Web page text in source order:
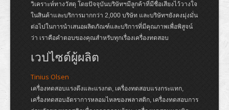
วิเคราะห์ทางวัสดุ โดยปัจจุบันบริษัทฯมีลูกค้าที่มีชื่อเสียงไว้วางใจ
ในสินค้าและบริการมากกว่า 2,000 บริษัท และบริษัทฯยังคงมุ่งมั่น
ต่อไปในการนำเสนอผลิตภัณฑ์และบริการที่มีคุณภาพเพื่อพิสูจน์
ว่า เราคือคำตอบของคุณสำหรับทุกเรื่องเครื่องทดสอบ
เวปไซต์ผู้ผลิต
Tinius Olsen
เครื่องทดสอบแรงดึงและแรงกด, เครื่องทดสอบแรงกระแทก,
เครื่องทดสอบอัตราการหลอมไหลของพลาสติก, เครื่องทดสอบการ